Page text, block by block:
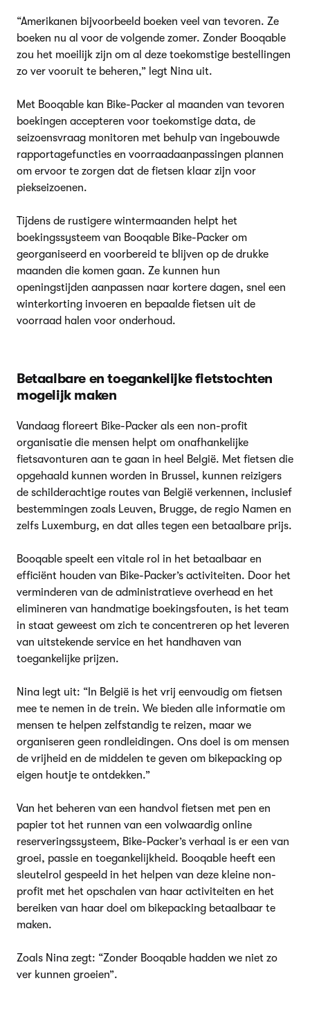
“Amerikanen bijvoorbeeld boeken veel van tevoren. Ze
boeken nu al voor de volgende zomer. Zonder Booqable
zou het moeilijk zijn om al deze toekomstige bestellingen
zo ver vooruit te beheren,” legt Nina uit.
Met Booqable kan Bike-Packer al maanden van tevoren
boekingen accepteren voor toekomstige data, de
seizoensvraag monitoren met behulp van ingebouwde
rapportagefuncties en voorraadaanpassingen plannen
om ervoor te zorgen dat de fietsen klaar zijn voor
piekseizoenen.
Tijdens de rustigere wintermaanden helpt het
boekingssysteem van Booqable Bike-Packer om
georganiseerd en voorbereid te blijven op de drukke
maanden die komen gaan. Ze kunnen hun
openingstijden aanpassen naar kortere dagen, snel een
winterkorting invoeren en bepaalde fietsen uit de
voorraad halen voor onderhoud.
Betaalbare en toegankelijke fietstochten
mogelijk maken
Vandaag floreert Bike-Packer als een non-profit
organisatie die mensen helpt om onafhankelijke
fietsavonturen aan te gaan in heel België. Met fietsen die
opgehaald kunnen worden in Brussel, kunnen reizigers
de schilderachtige routes van België verkennen, inclusief
bestemmingen zoals Leuven, Brugge, de regio Namen en
zelfs Luxemburg, en dat alles tegen een betaalbare prijs.
Booqable speelt een vitale rol in het betaalbaar en
efficiënt houden van Bike-Packer’s activiteiten. Door het
verminderen van de administratieve overhead en het
elimineren van handmatige boekingsfouten, is het team
in staat geweest om zich te concentreren op het leveren
van uitstekende service en het handhaven van
toegankelijke prijzen.
Nina legt uit: “In België is het vrij eenvoudig om fietsen
mee te nemen in de trein. We bieden alle informatie om
mensen te helpen zelfstandig te reizen, maar we
organiseren geen rondleidingen. Ons doel is om mensen
de vrijheid en de middelen te geven om bikepacking op
eigen houtje te ontdekken.”
Van het beheren van een handvol fietsen met pen en
papier tot het runnen van een volwaardig online
reserveringssysteem, Bike-Packer’s verhaal is er een van
groei, passie en toegankelijkheid. Booqable heeft een
sleutelrol gespeeld in het helpen van deze kleine non-
profit met het opschalen van haar activiteiten en het
bereiken van haar doel om bikepacking betaalbaar te
maken.
Zoals Nina zegt: “Zonder Booqable hadden we niet zo
ver kunnen groeien”.